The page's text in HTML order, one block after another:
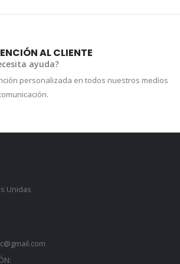
AL CLIENTE
ayuda?
personalizada en todos nuestros medios
Unidas